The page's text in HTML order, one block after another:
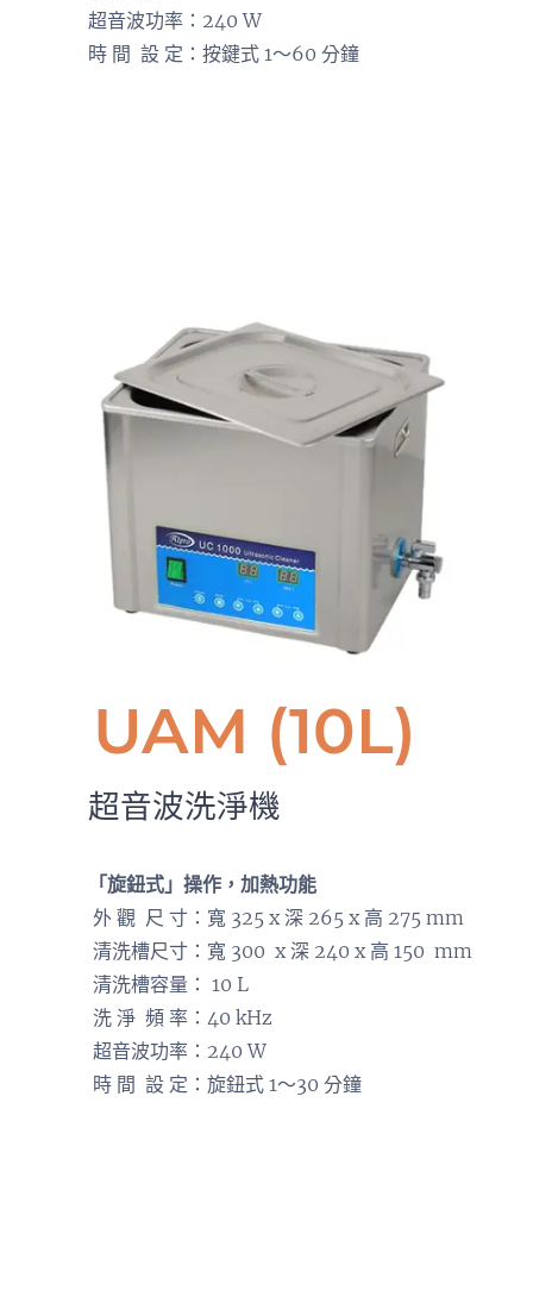
超音波功率：240 W
時 間 設 定：按鍵式 1～60 分鐘
UAM (10L)
超音波洗淨機
「旋鈕式」操作，加熱功能
外 觀 尺 寸：寬 325 x 深 265 x 高 275 mm
清洗槽尺寸：寬 300 x 深 240 x 高 150 mm
清洗槽容量： 10 L
洗 淨 頻 率：40 kHz
超音波功率：240 W
時 間 設 定：旋鈕式 1～30 分鐘